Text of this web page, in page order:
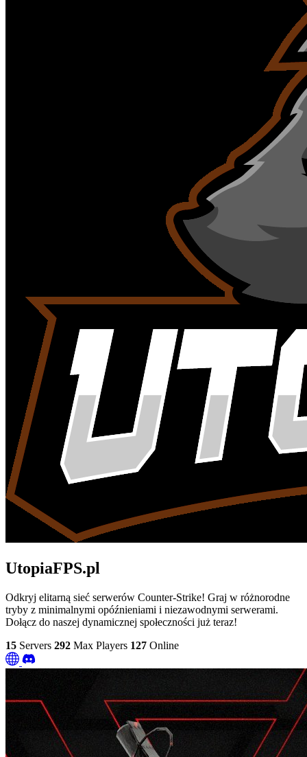
UtopiaFPS.pl
Odkryj elitarną sieć serwerów Counter-Strike! Graj w różnorodne
tryby z minimalnymi opóźnieniami i niezawodnymi serwerami.
Dołącz do naszej dynamicznej społeczności już teraz!
15 Servers 292 Max Players 127 Online